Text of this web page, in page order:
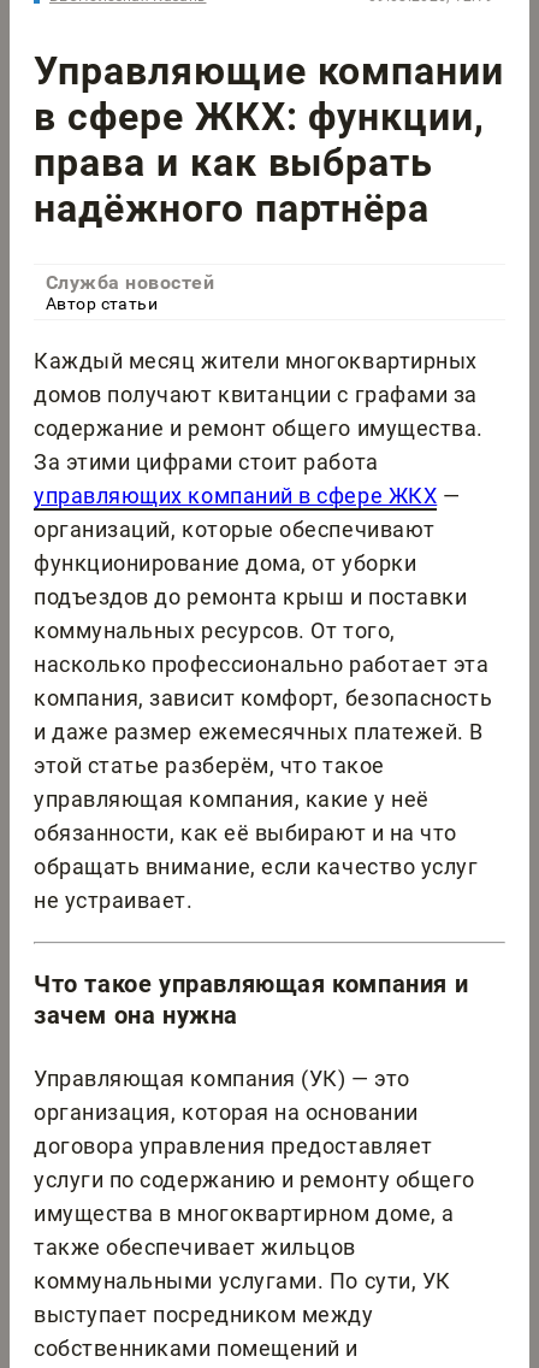
Управляющие компании
в сфере ЖКХ: функции,
права и как выбрать
надёжного партнёра
Служба новостей
Автор статьи
Каждый месяц жители многоквартирных
домов получают квитанции с графами за
содержание и ремонт общего имущества.
За этими цифрами стоит работа
управляющих компаний в сфере ЖКХ —
организаций, которые обеспечивают
функционирование дома, от уборки
подъездов до ремонта крыш и поставки
коммунальных ресурсов. От того,
насколько профессионально работает эта
компания, зависит комфорт, безопасность
и даже размер ежемесячных платежей. В
этой статье разберём, что такое
управляющая компания, какие у неё
обязанности, как её выбирают и на что
обращать внимание, если качество услуг
не устраивает.
Что такое управляющая компания и
зачем она нужна
Управляющая компания (УК) — это
организация, которая на основании
договора управления предоставляет
услуги по содержанию и ремонту общего
имущества в многоквартирном доме, а
также обеспечивает жильцов
коммунальными услугами. По сути, УК
выступает посредником между
собственниками помещений и